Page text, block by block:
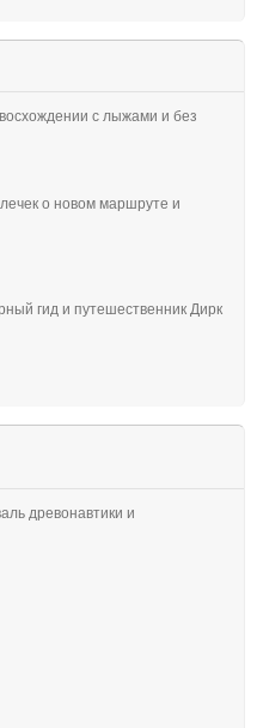
с лыжами и без
о новом маршруте и
гид и путешественник Дирк
древонавтики и